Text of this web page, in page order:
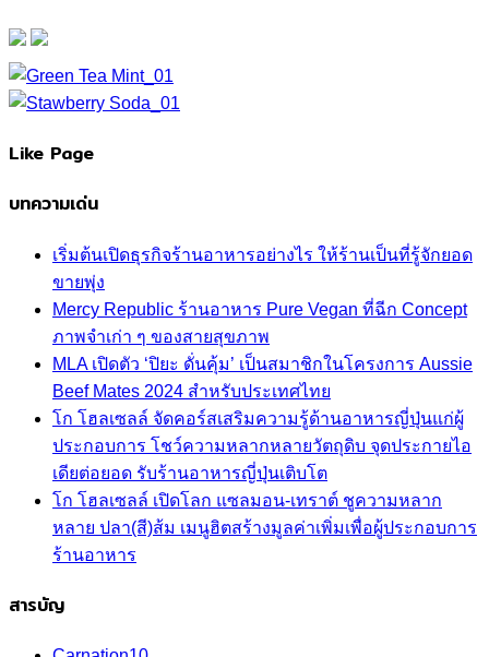
Like Page
บทความเด่น
เริ่มต้นเปิดธุรกิจร้านอาหารอย่างไร ให้ร้านเป็นที่รู้จักยอด
ขายพุ่ง
Mercy Republic ร้านอาหาร Pure Vegan ที่ฉีก Concept
ภาพจำเก่า ๆ ของสายสุขภาพ
MLA เปิดตัว ‘ปิยะ ดั่นคุ้ม’ เป็นสมาชิกในโครงการ Aussie
Beef Mates 2024 สำหรับประเทศไทย
โก โฮลเซลล์ จัดคอร์สเสริมความรู้ด้านอาหารญี่ปุ่นแก่ผู้
ประกอบการ โชว์ความหลากหลายวัตถุดิบ จุดประกายไอ
เดียต่อยอด รับร้านอาหารญี่ปุ่นเติบโต
โก โฮลเซลล์ เปิดโลก แซลมอน-เทราต์ ชูความหลาก
หลาย ปลา(สี)ส้ม เมนูฮิตสร้างมูลค่าเพิ่มเพื่อผู้ประกอบการ
ร้านอาหาร
สารบัญ